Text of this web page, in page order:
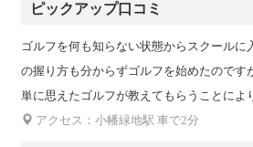
ピックアップ口コミ
ゴルフを何も知らない状態からスクールに
の握り方も分からずゴルフを始めたのです
単に思えたゴルフが教えてもらうことによ
アクセス：小幡緑地駅 車で2分